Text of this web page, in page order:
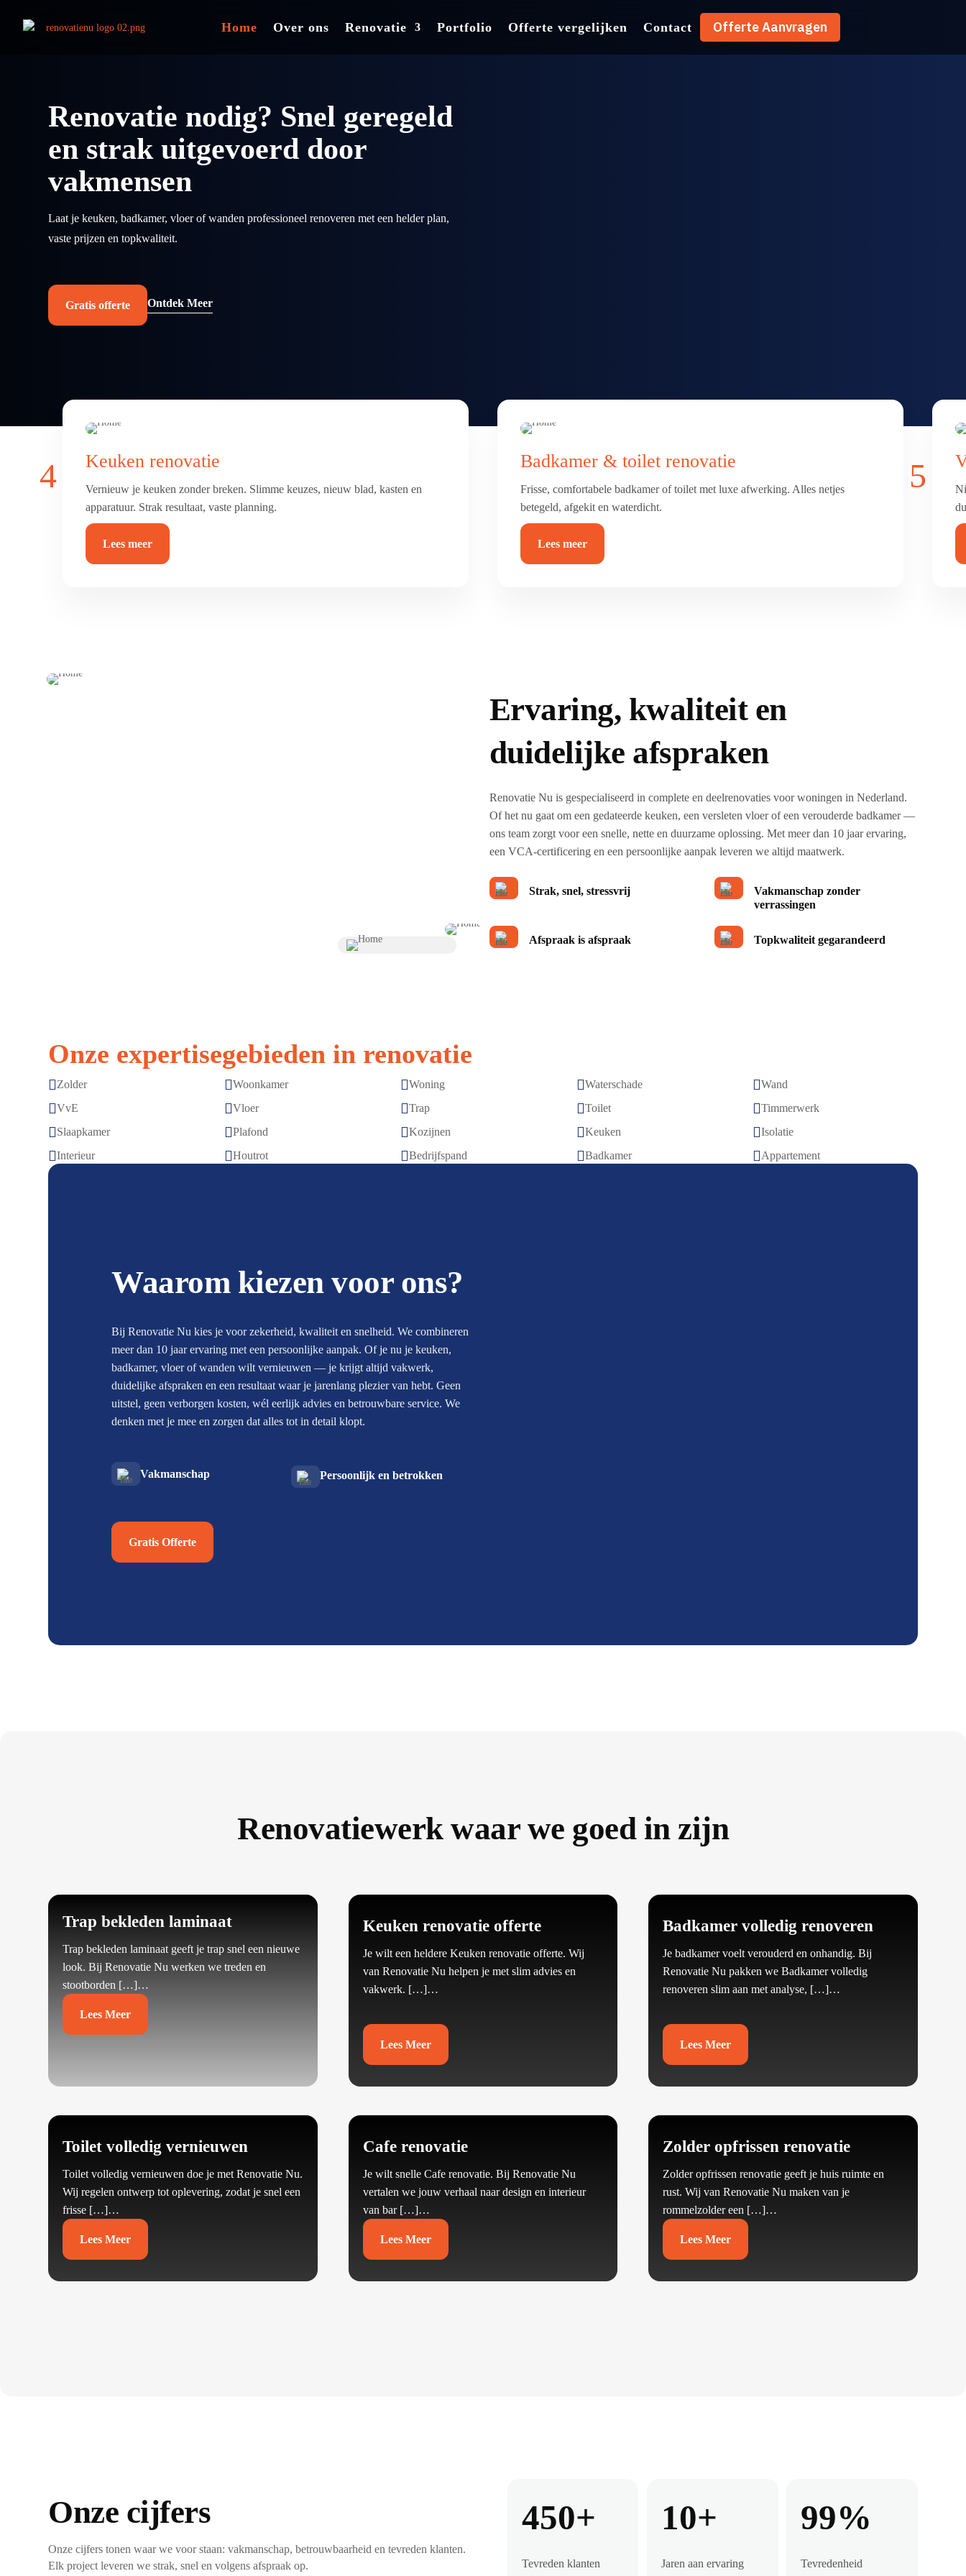
Home Over ons Renovatie Portfolio Offerte vergelijken Contact Offerte Aanvragen
Home Over ons Renovatie Portfolio Offerte vergelijken Contact Offerte Aanvragen
Renovatie nodig? Snel geregeld
en strak uitgevoerd door
vakmensen
Laat je keuken, badkamer, vloer of wanden professioneel renoveren met een helder plan,
vaste prijzen en topkwaliteit.
Gratis offerte Ontdek Meer
Keuken renovatie
Vernieuw je keuken zonder breken. Slimme keuzes, nieuw blad, kasten en
apparatuur. Strak resultaat, vaste planning.
Lees meer
Badkamer & toilet renovatie
Frisse, comfortabele badkamer of toilet met luxe afwerking. Alles netjes
betegeld, afgekit en waterdicht.
Lees meer
4 5
Ervaring, kwaliteit en
duidelijke afspraken
Renovatie Nu is gespecialiseerd in complete en deelrenovaties voor woningen in Nederland.
Of het nu gaat om een gedateerde keuken, een versleten vloer of een verouderde badkamer —
ons team zorgt voor een snelle, nette en duurzame oplossing. Met meer dan 10 jaar ervaring,
een VCA-certificering en een persoonlijke aanpak leveren we altijd maatwerk.
Strak, snel, stressvrij
Vakmanschap zonder
verrassingen
Afspraak is afspraak Topkwaliteit gegarandeerd
Onze expertisegebieden in renovatie
Zolder Woonkamer Woning Waterschade Wand
VvE Vloer Trap Toilet Timmerwerk
Slaapkamer Plafond Kozijnen Keuken Isolatie
Interieur Houtrot Bedrijfspand Badkamer Appartement
Waarom kiezen voor ons?
Bij Renovatie Nu kies je voor zekerheid, kwaliteit en snelheid. We combineren
meer dan 10 jaar ervaring met een persoonlijke aanpak. Of je nu je keuken,
badkamer, vloer of wanden wilt vernieuwen — je krijgt altijd vakwerk,
duidelijke afspraken en een resultaat waar je jarenlang plezier van hebt. Geen
uitstel, geen verborgen kosten, wél eerlijk advies en betrouwbare service. We
denken met je mee en zorgen dat alles tot in detail klopt.
Vakmanschap Persoonlijk en betrokken
Gratis Offerte
Renovatiewerk waar we goed in zijn
Trap bekleden laminaat
Trap bekleden laminaat geeft je trap snel een nieuwe
look.​ Bij Renovatie Nu werken we treden en
stootborden […]…
Lees Meer
Keuken renovatie offerte
Je wilt een heldere Keuken renovatie offerte.​ Wij
van Renovatie Nu helpen je met slim advies en
vakwerk.​ […]…
Lees Meer
Badkamer volledig renoveren
Je badkamer voelt verouderd en onhandig.​ Bij
Renovatie Nu pakken we Badkamer volledig
renoveren slim aan met analyse, […]…
Lees Meer
Toilet volledig vernieuwen
Toilet volledig vernieuwen doe je met Renovatie Nu.​
Wij regelen ontwerp tot oplevering, zodat je snel een
frisse […]…
Lees Meer
Cafe renovatie
Je wilt snelle Cafe renovatie.​ Bij Renovatie Nu
vertalen we jouw verhaal naar design en interieur
van bar […]…
Lees Meer
Zolder opfrissen renovatie
Zolder opfrissen renovatie geeft je huis ruimte en
rust.​ Wij van Renovatie Nu maken van je
rommelzolder een […]…
Lees Meer
Onze cijfers
Onze cijfers tonen waar we voor staan: vakmanschap, betrouwbaarheid en tevreden klanten.
Elk project leveren we strak, snel en volgens afspraak op.
450+
Tevreden klanten
10+
Jaren aan ervaring
99%
Tevredenheid